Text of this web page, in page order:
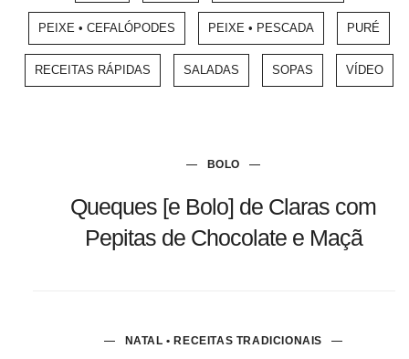
PEIXE • CEFALÓPODES PEIXE • PESCADA PURÉ
RECEITAS RÁPIDAS SALADAS SOPAS VÍDEO
BOLO
Queques [e Bolo] de Claras com
Pepitas de Chocolate e Maçã
NATAL • RECEITAS TRADICIONAIS